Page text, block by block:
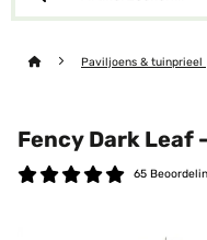
Paviljoens & tuinprieel
Fency Dark Leaf
65